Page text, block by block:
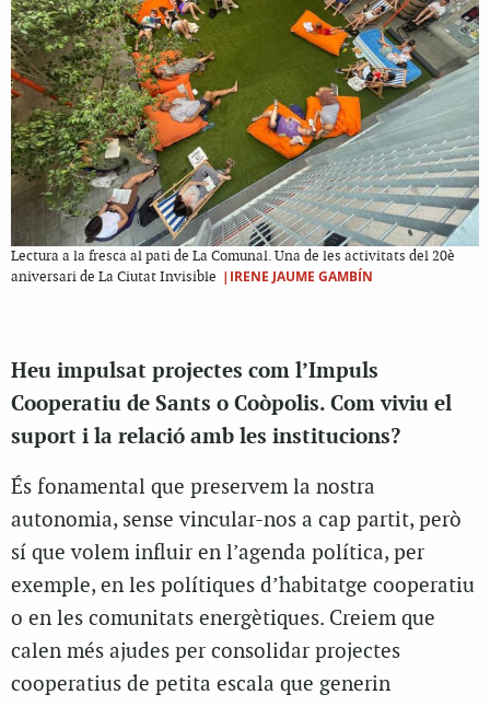
Lectura a la fresca al pati de La Comunal. Una de les activitats del 20è
aniversari de La Ciutat Invisible |IRENE JAUME GAMBÍN
Heu impulsat projectes com l’Impuls
Cooperatiu de Sants o Coòpolis. Com viviu el
suport i la relació amb les institucions?
És fonamental que preservem la nostra
autonomia, sense vincular-nos a cap partit, però
sí que volem influir en l’agenda política, per
exemple, en les polítiques d’habitatge cooperatiu
o en les comunitats energètiques. Creiem que
calen més ajudes per consolidar projectes
cooperatius de petita escala que generin